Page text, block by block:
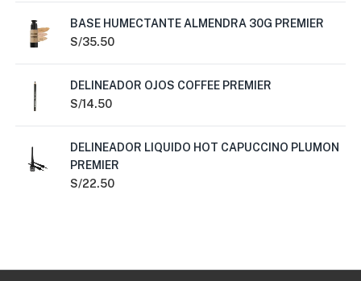
BASE HUMECTANTE ALMENDRA 30G PREMIER
S/35.50
DELINEADOR OJOS COFFEE PREMIER
S/14.50
DELINEADOR LIQUIDO HOT CAPUCCINO PLUMON
PREMIER
S/22.50